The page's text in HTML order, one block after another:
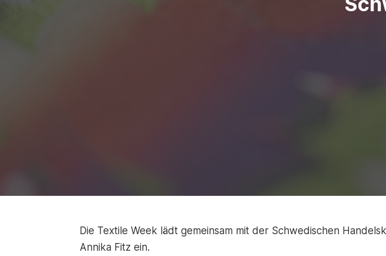
Die Textile Week lädt gemeinsam mit der Schwedischen
Annika Fitz ein.